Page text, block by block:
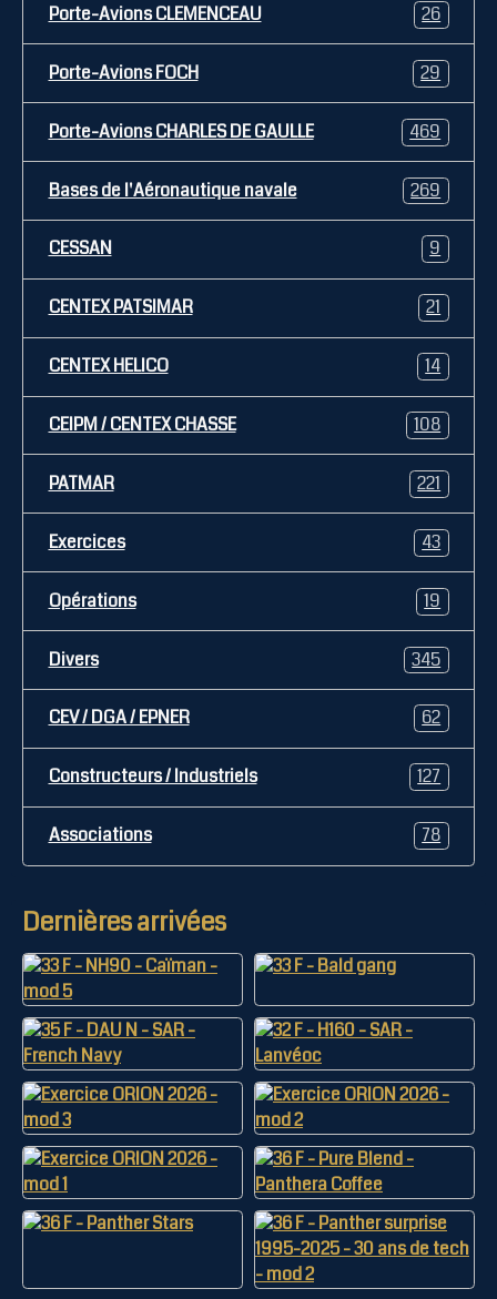
Porte-Avions CLEMENCEAU 26
Porte-Avions FOCH 29
Porte-Avions CHARLES DE GAULLE 469
Bases de l'Aéronautique navale 269
CESSAN 9
CENTEX PATSIMAR 21
CENTEX HELICO 14
CEIPM / CENTEX CHASSE 108
PATMAR 221
Exercices 43
Opérations 19
Divers 345
CEV / DGA / EPNER 62
Constructeurs / Industriels 127
Associations 78
Dernières arrivées